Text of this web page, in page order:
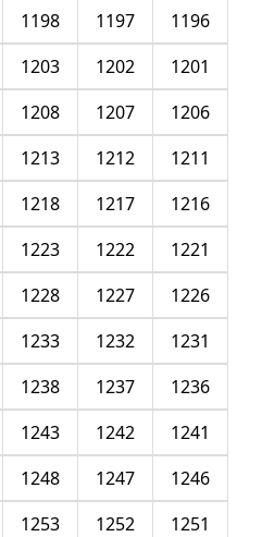
1196
1197
1198
1201
1202
1203
1206
1207
1208
1211
1212
1213
1216
1217
1218
1221
1222
1223
1226
1227
1228
1231
1232
1233
1236
1237
1238
1241
1242
1243
1246
1247
1248
1251
1252
1253